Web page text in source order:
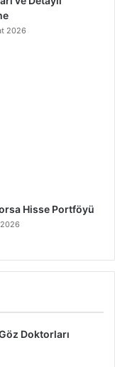
2026
Hisse Portföyü
Doktorları